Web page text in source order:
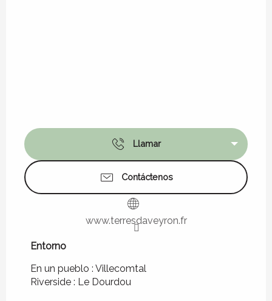
Llamar
Contáctenos
www.terresdaveyron.fr
Entorno
Entorno
En un pueblo : Villecomtal
Riverside : Le Dourdou